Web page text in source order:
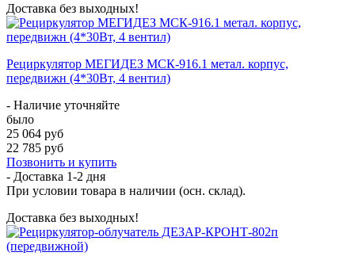
Доставка без выходных!
Рециркулятор МЕГИДЕЗ МСК-916.1 метал. корпус,
передвижн (4*30Вт, 4 вентил)
- Наличие уточняйте
было
25 064 руб
22 785 руб
Позвонить и купить
- Доставка 1-2 дня
При условии товара в наличии (осн. склад).
Доставка без выходных!